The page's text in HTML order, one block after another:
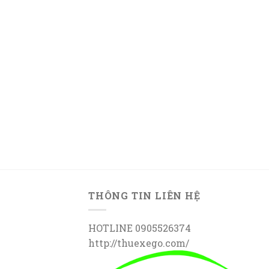
THÔNG TIN LIÊN HỆ
HOTLINE 0905526374
http://thuexego.com/